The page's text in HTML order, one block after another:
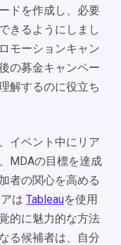
ドを作成し、必要
きるようにしまし
モーションキャン
の募金キャンペー
解するのに役立ち
イベント中にリア
MDAの目標を達成
者の関心を高める
は Tableauを使用
的に魅力的な方法
る候補者は、自分